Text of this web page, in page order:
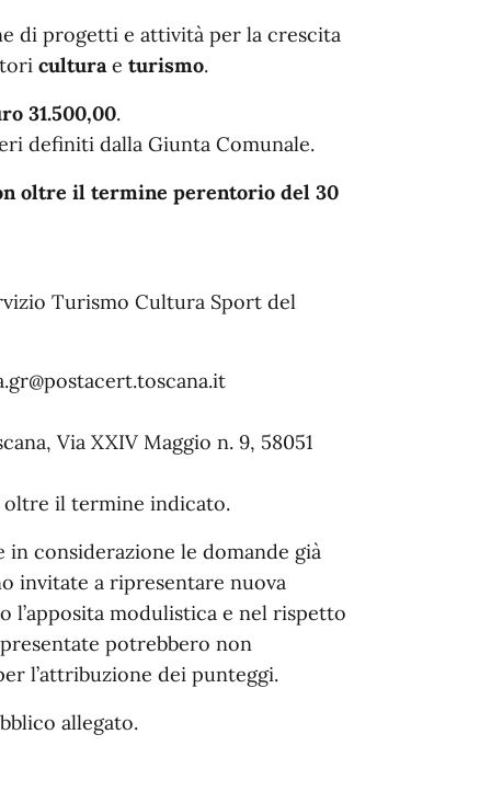
di progetti e attività per la crescita
culturae turismo.
31.500,00.
definiti dalla Giunta Comunale.
oltre il termine perentorio del 30
Turismo Cultura Sport del
Via XXIV Maggio n. 9, 58051
oltre il termine indicato.
in considerazione le domande già
invitate a ripresentare nuova
l’apposita modulistica e nel rispetto
potrebbero non
l’attribuzione dei punteggi.
allegato.